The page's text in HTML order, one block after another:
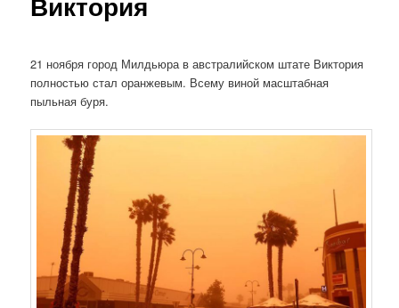
21 ноября город Милдьюра в австралийском штате Виктория
полностью стал оранжевым. Всему виной масштабная
пыльная буря.